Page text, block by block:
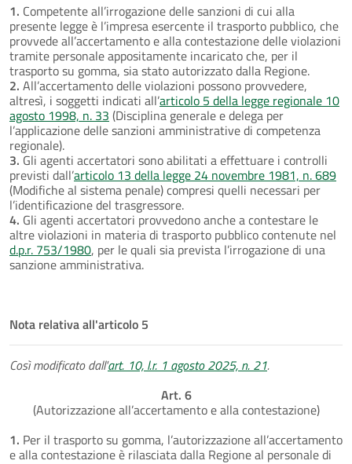
1. Competente all’irrogazione delle sanzioni di cui alla
presente legge è l’impresa esercente il trasporto pubblico, che
provvede all’accertamento e alla contestazione delle violazioni
tramite personale appositamente incaricato che, per il
trasporto su gomma, sia stato autorizzato dalla Regione.
2. All’accertamento delle violazioni possono provvedere,
altresì, i soggetti indicati all’articolo 5 della legge regionale 10
agosto 1998, n. 33 (Disciplina generale e delega per
l’applicazione delle sanzioni amministrative di competenza
regionale).
3. Gli agenti accertatori sono abilitati a effettuare i controlli
previsti dall’articolo 13 della legge 24 novembre 1981, n. 689
(Modifiche al sistema penale) compresi quelli necessari per
l’identificazione del trasgressore.
4. Gli agenti accertatori provvedono anche a contestare le
altre violazioni in materia di trasporto pubblico contenute nel
d.p.r. 753/1980, per le quali sia prevista l’irrogazione di una
sanzione amministrativa.
Nota relativa all'articolo 5
Così modificato dall'art. 10, l.r. 1 agosto 2025, n. 21.
Art. 6
(Autorizzazione all’accertamento e alla contestazione)
1. Per il trasporto su gomma, l’autorizzazione all’accertamento
e alla contestazione è rilasciata dalla Regione al personale di